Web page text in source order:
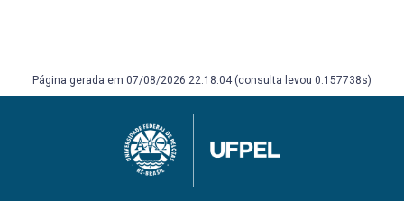
Página gerada em 07/08/2026 22:18:04 (consulta levou 0.157738s)